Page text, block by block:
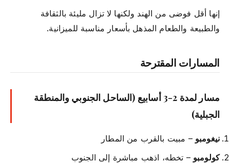
إنها أقل فوضى من الهند ولكنها لا تزال مليئة بالثقافة
والطبيعة والطعام المذهل بأسعار مناسبة للميزانية.
المسارات المقترحة
مسار لمدة 2-3 أسابيع (الساحل الجنوبي والمنطقة
الجبلية)
نيغومبو – مبيت بالقرب من المطار
كولومبو – تخطه، اذهب مباشرة إلى الجنوب